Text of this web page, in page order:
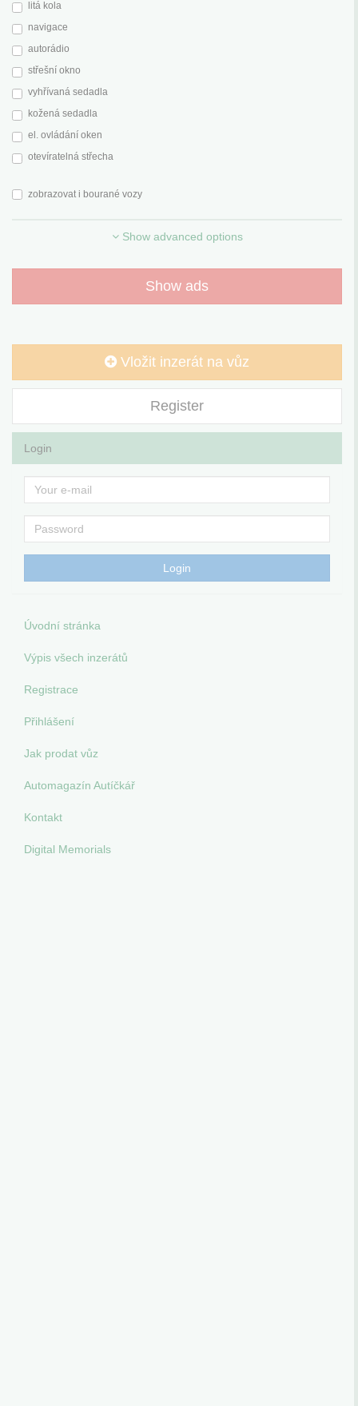
litá kola
navigace
autorádio
střešní okno
vyhřívaná sedadla
kožená sedadla
el. ovládání oken
otevíratelná střecha
zobrazovat i bourané vozy
Show advanced options
Show ads
Vložit inzerát na vůz
Register
Login
Úvodní stránka
Výpis všech inzerátů
Registrace
Přihlášení
Jak prodat vůz
Automagazín Autíčkář
Kontakt
Digital Memorials